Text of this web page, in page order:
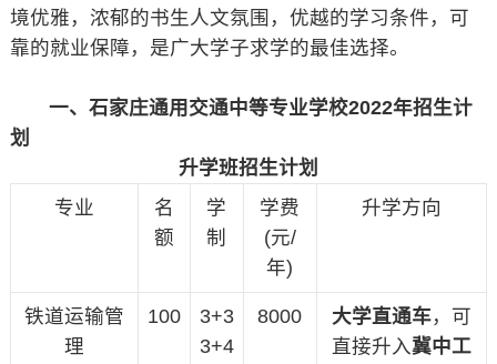
境优雅，浓郁的书生人文氛围，优越的学习条件，可
靠的就业保障，是广大学子求学的最佳选择。
一、石家庄通用交通中等专业学校2022年招生计
划
升学班招生计划
专业
名
额
学
制
学费
(元/
年)
升学方向
铁道运输管
理
100
3+3
3+4
8000 大学直通车，可
直接升入冀中工